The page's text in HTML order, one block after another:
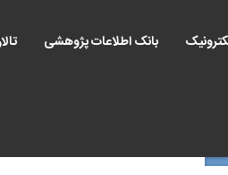
بانک اطلاعات پژوهشی